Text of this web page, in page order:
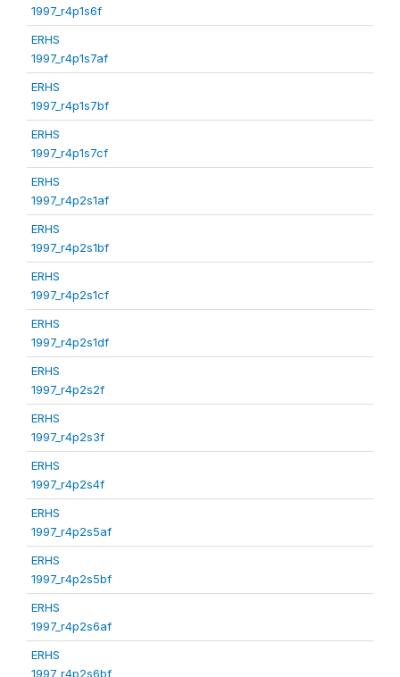
1997_r4p1s6f
ERHS
1997_r4p1s7af
ERHS
1997_r4p1s7bf
ERHS
1997_r4p1s7cf
ERHS
1997_r4p2s1af
ERHS
1997_r4p2s1bf
ERHS
1997_r4p2s1cf
ERHS
1997_r4p2s1df
ERHS
1997_r4p2s2f
ERHS
1997_r4p2s3f
ERHS
1997_r4p2s4f
ERHS
1997_r4p2s5af
ERHS
1997_r4p2s5bf
ERHS
1997_r4p2s6af
ERHS
1997_r4p2s6bf